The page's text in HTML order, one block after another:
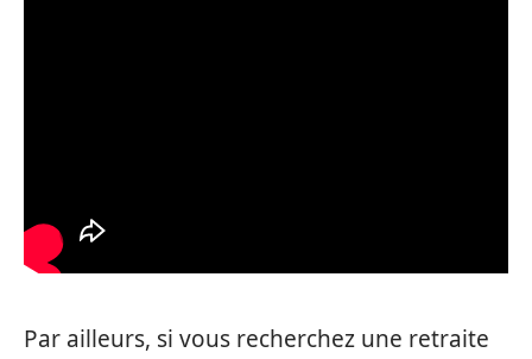
Par ailleurs, si vous recherchez une retraite